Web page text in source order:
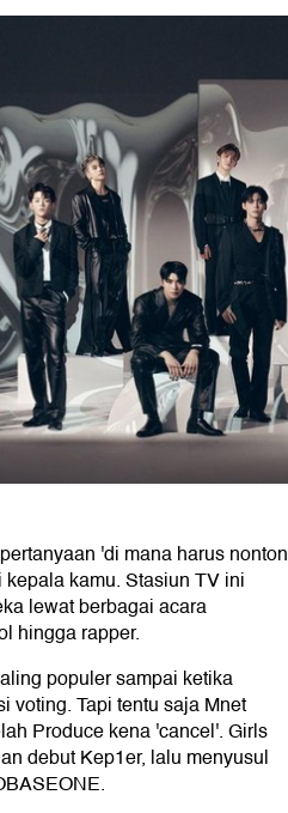
'di mana harus nonton
kamu. Stasiun TV ini
lewat berbagai acara
hingga rapper.
populer sampai ketika
voting. Tapi tentu saja Mnet
Produce kena 'cancel'. Girls
debut Kep1er, lalu menyusul